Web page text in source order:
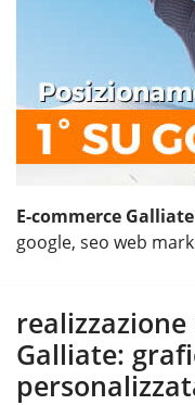
E-commerce Galliate
google, seo web
Galliate: